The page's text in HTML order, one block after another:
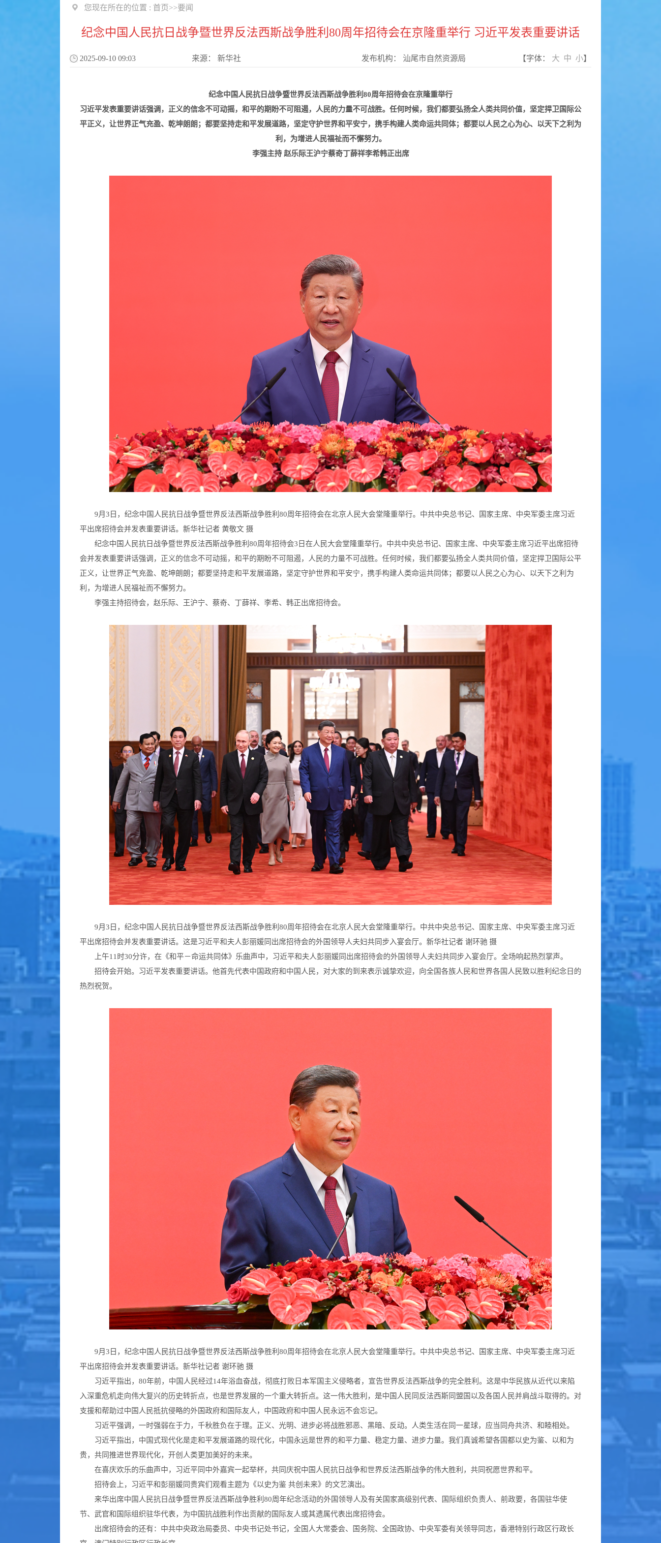
您现在所在的位置 : 首页>>要闻
纪念中国人民抗日战争暨世界反法西斯战争胜利80周年招待会在京隆重举行 习近平发表重要讲话
2025-09-10 09:03 来源： 新华社 发布机构： 汕尾市自然资源局 【字体： 大 中 小】
纪念中国人民抗日战争暨世界反法西斯战争胜利80周年招待会在京隆重举行
习近平发表重要讲话强调，正义的信念不可动摇，和平的期盼不可阻遏，人民的力量不可战胜。任何时候，我们都要弘扬全人类共同价值，坚定捍卫国际公
平正义，让世界正气充盈、乾坤朗朗；都要坚持走和平发展道路，坚定守护世界和平安宁，携手构建人类命运共同体；都要以人民之心为心、以天下之利为
利，为增进人民福祉而不懈努力。
李强主持 赵乐际王沪宁蔡奇丁薛祥李希韩正出席
9月3日，纪念中国人民抗日战争暨世界反法西斯战争胜利80周年招待会在北京人民大会堂隆重举行。中共中央总书记、国家主席、中央军委主席习近
平出席招待会并发表重要讲话。新华社记者 黄敬文 摄
纪念中国人民抗日战争暨世界反法西斯战争胜利80周年招待会3日在人民大会堂隆重举行。中共中央总书记、国家主席、中央军委主席习近平出席招待
会并发表重要讲话强调，正义的信念不可动摇，和平的期盼不可阻遏，人民的力量不可战胜。任何时候，我们都要弘扬全人类共同价值，坚定捍卫国际公平
正义，让世界正气充盈、乾坤朗朗；都要坚持走和平发展道路，坚定守护世界和平安宁，携手构建人类命运共同体；都要以人民之心为心、以天下之利为
利，为增进人民福祉而不懈努力。
李强主持招待会，赵乐际、王沪宁、蔡奇、丁薛祥、李希、韩正出席招待会。
9月3日，纪念中国人民抗日战争暨世界反法西斯战争胜利80周年招待会在北京人民大会堂隆重举行。中共中央总书记、国家主席、中央军委主席习近
平出席招待会并发表重要讲话。这是习近平和夫人彭丽媛同出席招待会的外国领导人夫妇共同步入宴会厅。新华社记者 谢环驰 摄
上午11时30分许，在《和平－命运共同体》乐曲声中，习近平和夫人彭丽媛同出席招待会的外国领导人夫妇共同步入宴会厅。全场响起热烈掌声。
招待会开始。习近平发表重要讲话。他首先代表中国政府和中国人民，对大家的到来表示诚挚欢迎，向全国各族人民和世界各国人民致以胜利纪念日的
热烈祝贺。
9月3日，纪念中国人民抗日战争暨世界反法西斯战争胜利80周年招待会在北京人民大会堂隆重举行。中共中央总书记、国家主席、中央军委主席习近
平出席招待会并发表重要讲话。新华社记者 谢环驰 摄
习近平指出，80年前，中国人民经过14年浴血奋战，彻底打败日本军国主义侵略者，宣告世界反法西斯战争的完全胜利。这是中华民族从近代以来陷
入深重危机走向伟大复兴的历史转折点，也是世界发展的一个重大转折点。这一伟大胜利，是中国人民同反法西斯同盟国以及各国人民并肩战斗取得的。对
支援和帮助过中国人民抵抗侵略的外国政府和国际友人，中国政府和中国人民永远不会忘记。
习近平强调，一时强弱在于力，千秋胜负在于理。正义、光明、进步必将战胜邪恶、黑暗、反动。人类生活在同一星球，应当同舟共济、和睦相处。
习近平指出，中国式现代化是走和平发展道路的现代化，中国永远是世界的和平力量、稳定力量、进步力量。我们真诚希望各国都以史为鉴、以和为
贵，共同推进世界现代化，开创人类更加美好的未来。
在喜庆欢乐的乐曲声中，习近平同中外嘉宾一起举杯，共同庆祝中国人民抗日战争和世界反法西斯战争的伟大胜利，共同祝愿世界和平。
招待会上，习近平和彭丽媛同贵宾们观看主题为《以史为鉴 共创未来》的文艺演出。
来华出席中国人民抗日战争暨世界反法西斯战争胜利80周年纪念活动的外国领导人及有关国家高级别代表、国际组织负责人、前政要，各国驻华使
节、武官和国际组织驻华代表，为中国抗战胜利作出贡献的国际友人或其遗属代表出席招待会。
出席招待会的还有：中共中央政治局委员、中央书记处书记，全国人大常委会、国务院、全国政协、中央军委有关领导同志，香港特别行政区行政长